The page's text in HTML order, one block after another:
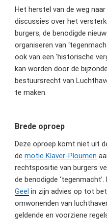
Het herstel van de weg
discussies over het
burgers, de benodigde
organiseren van
ook van een ‘historische
kan worden door de
bestuursrecht van
te maken.
Brede oproep
Deze oproep komt niet uit
de motie Klaver-Ploumen
rechtspositie van burgers
de benodigde ‘tegenmacht’.
Geel in zijn advies op tot
omwonenden van
geldende en voorziene